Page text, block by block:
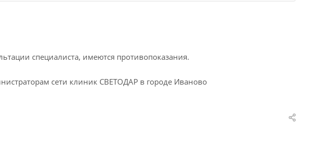
специалиста, имеются противопоказания.
сети клиник СВЕТОДАР в городе Иваново